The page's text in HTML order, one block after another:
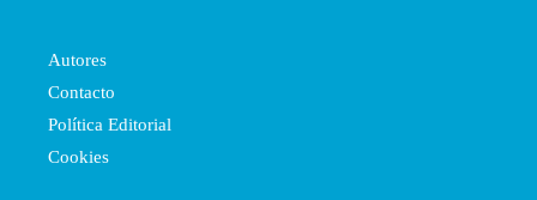
Autores
Contacto
Política Editorial
Cookies